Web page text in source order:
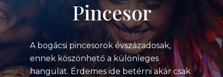
Pincesor
A bogácsi pincesorok évszázadosak,
ennek köszönhető a különleges
hangulat. Érdemes ide betérni akár csak